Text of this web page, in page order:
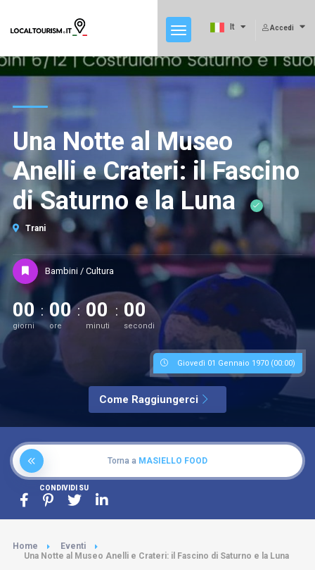
Accedi
It
Una Notte al Museo
Anelli e Crateri: il Fascino
di Saturno e la Luna
Trani
Bambini / Cultura
00
giorni
00
ore
00
minuti
00
secondi
Giovedì 01 Gennaio 1970 (00:00)
Come Raggiungerci
Torna a MASIELLO FOOD
CONDIVIDI SU
Home
Eventi
Una Notte al Museo Anelli e Crateri: il Fascino di Saturno e la Luna